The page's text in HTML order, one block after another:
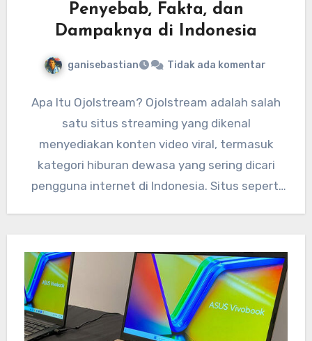
Penyebab, Fakta, dan
Dampaknya di Indonesia
ganisebastian Tidak ada komentar
Apa Itu Ojolstream? Ojolstream adalah salah
satu situs streaming yang dikenal
menyediakan konten video viral, termasuk
kategori hiburan dewasa yang sering dicari
pengguna internet di Indonesia. Situs seperti